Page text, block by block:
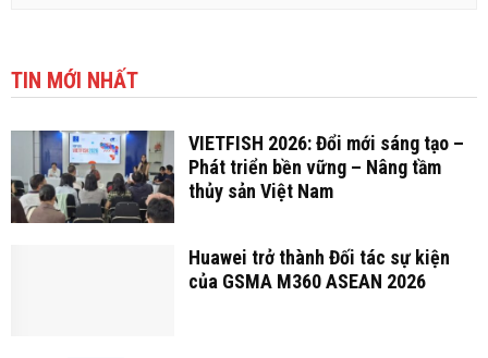
TIN MỚI NHẤT
VIETFISH 2026: Đổi mới sáng tạo –
Phát triển bền vững – Nâng tầm
thủy sản Việt Nam
Huawei trở thành Đối tác sự kiện
của GSMA M360 ASEAN 2026